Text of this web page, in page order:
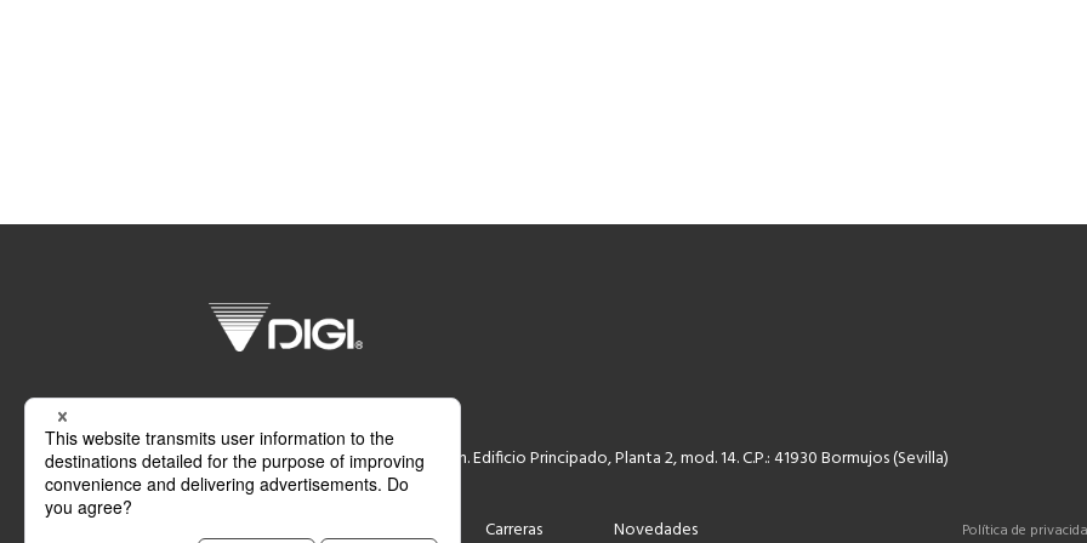
Avda. de la República Argentina, s/n. Edificio Principado, Planta 2, mod. 14. C.P.: 41930 Bormujos (Sevilla)
Carreras Novedades Política de